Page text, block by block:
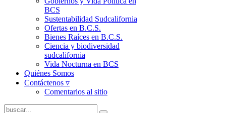
BCS
Sustentabilidad Sudcalifornia
Ofertas en B.C.S.
Bienes Raíces en B.C.S.
Ciencia y biodiversidad
sudcalifornia
Vida Nocturna en BCS
Quiénes Somos
Contáctenos ▿
Comentarios al sitio